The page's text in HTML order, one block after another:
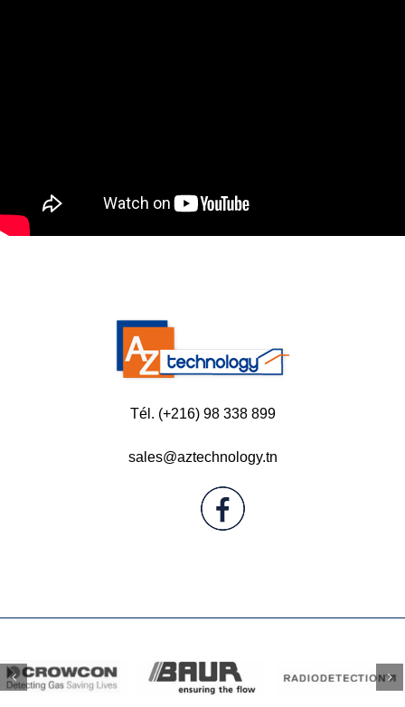
Tél. (+216) 98 338 899
sales@aztechnology.tn